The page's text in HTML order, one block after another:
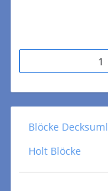
Blöcke
Holt Blöcke